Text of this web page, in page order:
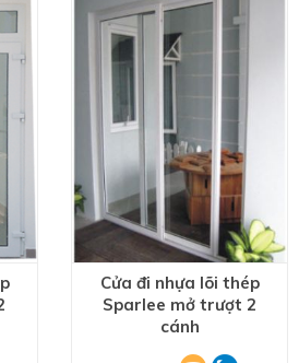
Cửa đi nhựa lõi thép
Sparlee mở trượt 2
cánh